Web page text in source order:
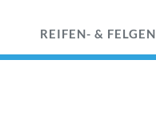
REIFEN- &